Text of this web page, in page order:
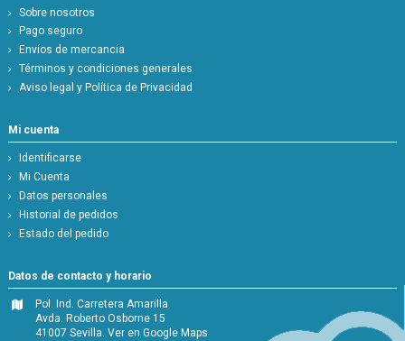
Sobre nosotros
Pago seguro
Envíos de mercancía
Términos y condiciones generales
Aviso legal y Política de Privacidad
Mi cuenta
Identificarse
Mi Cuenta
Datos personales
Historial de pedidos
Estado del pedido
Datos de contacto y horario
Pol. Ind. Carretera Amarilla
Avda. Roberto Osborne 15
41007 Sevilla.Ver en Google Maps